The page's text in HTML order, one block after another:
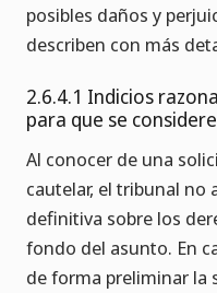
posibles daños y
describen con más
2.6.4.1 Indicios
para que se
Al conocer de una
cautelar, el tribunal no
definitiva sobre los
fondo del asunto. En
de forma preliminar la